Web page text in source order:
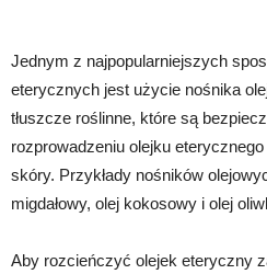
Jednym z najpopularniejszych
eterycznych jest użycie nośnika
tłuszcze roślinne, które są
rozprowadzeniu olejku
skóry. Przykłady nośników
migdałowy, olej kokosowy i olej
Aby rozcieńczyć olejek eteryczny